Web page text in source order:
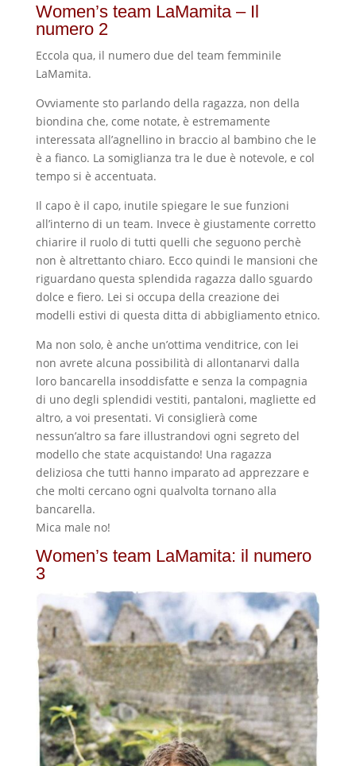
Women’s team LaMamita – Il
numero 2
Eccola qua, il numero due del team femminile
LaMamita.
Ovviamente sto parlando della ragazza, non della
biondina che, come notate, è estremamente
interessata all’agnellino in braccio al bambino che le
è a fianco. La somiglianza tra le due è notevole, e col
tempo si è accentuata.
Il capo è il capo, inutile spiegare le sue funzioni
all’interno di un team. Invece è giustamente corretto
chiarire il ruolo di tutti quelli che seguono perchè
non è altrettanto chiaro. Ecco quindi le mansioni che
riguardano questa splendida ragazza dallo sguardo
dolce e fiero. Lei si occupa della creazione dei
modelli estivi di questa ditta di abbigliamento etnico.
Ma non solo, è anche un’ottima venditrice, con lei
non avrete alcuna possibilità di allontanarvi dalla
loro bancarella insoddisfatte e senza la compagnia
di uno degli splendidi vestiti, pantaloni, magliette ed
altro, a voi presentati. Vi consiglierà come
nessun’altro sa fare illustrandovi ogni segreto del
modello che state acquistando! Una ragazza
deliziosa che tutti hanno imparato ad apprezzare e
che molti cercano ogni qualvolta tornano alla
bancarella.
Mica male no!
Women’s team LaMamita: il numero
3